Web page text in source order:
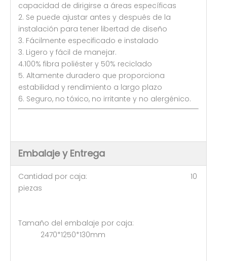
capacidad de dirigirse a áreas específicas
2. Se puede ajustar antes y después de la
instalación para tener libertad de diseño
3. Fácilmente especificado e instalado
3. Ligero y fácil de manejar.
4.100% fibra poliéster y 50% reciclado
5. Altamente duradero que proporciona
estabilidad y rendimiento a largo plazo
6. Seguro, no tóxico, no irritante y no alergénico.
Embalaje y Entrega
Cantidad por caja: 10
piezas
Tamaño del embalaje por caja:
2470*1250*130mm